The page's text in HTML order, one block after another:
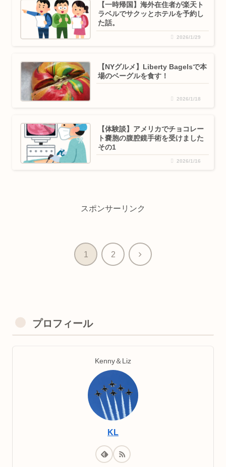
【一時帰国】海外在住者が楽天ト
ラベルでサクッとホテルを予約し
た話。
2026/1/29
【NYグルメ】Liberty Bagelsで本
場のベーグルを食す！
2026/1/18
【体験談】アメリカでチョコレー
ト嚢胞の腹腔鏡手術を受けました
その1
2026/1/16
スポンサーリンク
1 2 次
プロフィール
Kenny＆Liz
KL